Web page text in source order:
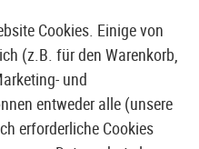
& GROßHÄNDLER
Cookies. Einige von
(z.B. für den Warenkorb,
und
entweder alle (unsere
erforderliche Cookies